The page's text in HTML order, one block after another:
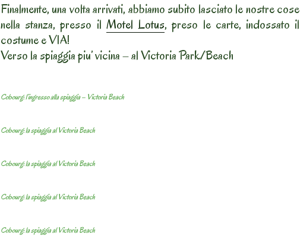
Finalmente, una volta arrivati, abbiamo subito lasciato le nostre cose
nella stanza, presso il Motel Lotus, preso le carte, indossato il
costume e VIA!
Verso la spiaggia piu’ vicina – al Victoria Park/Beach
Cobourg: l’ingresso alla spiaggia – Victoria Beach
Cobourg: la spiaggia al Victoria Beach
Cobourg: la spiaggia al Victoria Beach
Cobourg: la spiaggia al Victoria Beach
Cobourg: la spiaggia al Victoria Beach